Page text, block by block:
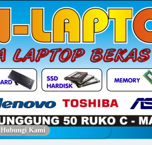
Hubungi Kami